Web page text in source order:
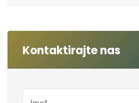
Kontaktirajte nas